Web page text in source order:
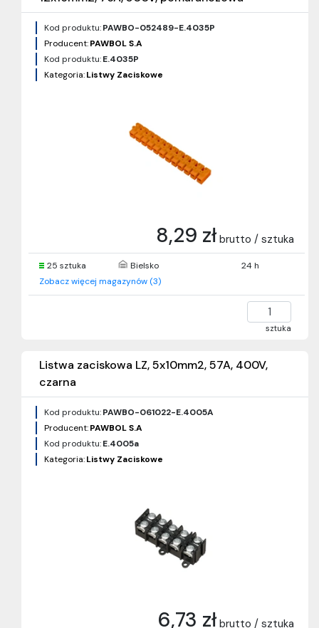
Kod produktu:PAWBO-052489-E.4035P
Producent:PAWBOL S.A
Kod produktu:E.4035P
Kategoria:Listwy Zaciskowe
8,29 zł brutto / sztuka
25 sztuka Bielsko
24 h
Zobacz więcej magazynów (3)
sztuka
Listwa zaciskowa LZ, 5x10mm2, 57A, 400V,
czarna
Kod produktu:PAWBO-061022-E.4005A
Producent:PAWBOL S.A
Kod produktu:E.4005a
Kategoria:Listwy Zaciskowe
6,73 zł brutto / sztuka